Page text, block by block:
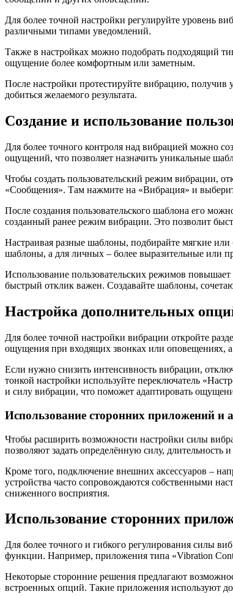
Для более точной настройки регулируйте уровень
различными типами уведомлений.
Также в настройках можно подобрать подходящий
ощущение более комфортным или заметным.
После настройки протестируйте вибрацию,
добиться желаемого результата.
Создание и использование
Для более точного контроля над вибрацией можно
ощущений, что позволяет назначить уникальные
Чтобы создать пользовательский режим вибрации,
«Сообщения». Там нажмите на «Вибрация» и
После создания пользовательского шаблона его
созданный ранее режим вибрации. Это позволит
Настраивая разные шаблоны, подбирайте мягкие
шаблоны, а для личных – более выразительные или
Использование пользовательских режимов
быстрый отклик важен. Создавайте шаблоны,
Настройка дополнительных
Для более точной настройки вибрации откройте
ощущения при входящих звонках или оповещениях,
Если нужно снизить интенсивность вибрации,
тонкой настройки используйте переключатель
и силу вибрации, что поможет адаптировать
Использование сторонних приложений и
Чтобы расширить возможности настройки силы
позволяют задать определённую силу,
Кроме того, подключение внешних аксессуаров –
устройства часто сопровождаются собственными
сниженного восприятия.
Использование сторонних
Для более точного и гибкого регулирования силы
функции. Например, приложения типа «Vibration
Некоторые сторонние решения предлагают
встроенных опций. Такие приложения используют